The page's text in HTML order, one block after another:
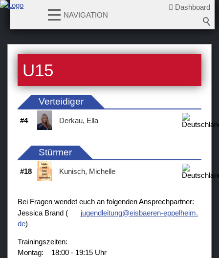
Dashboard
NAVIGATION
News
Teams
Verein
Sponsoren / Partner
Fanzone
U15
Verteidiger
#4 Derkau, Ella
Stürmer
#18 Kunisch, Michelle
Bei Fragen wendet euch an folgenden Ansprechpartner:
Jessica Brand (
j g ndl t ng sb r n- pp lh
m
d )
Trainingszeiten:
Montag: 18:00 - 19:15 Uhr